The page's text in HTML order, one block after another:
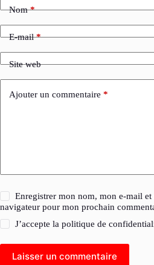
Nom*
E-mail*
Site web
Ajouter un commentaire *
Enregistrer mon nom, mon e-mail et
navigateur pour mon prochain
J’accepte lapolitique de
Laisser un commentaire